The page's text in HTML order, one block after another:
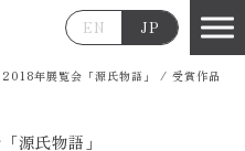
EN JP
2018年展覧会「源氏物語」 / 受賞作品
源氏物語」